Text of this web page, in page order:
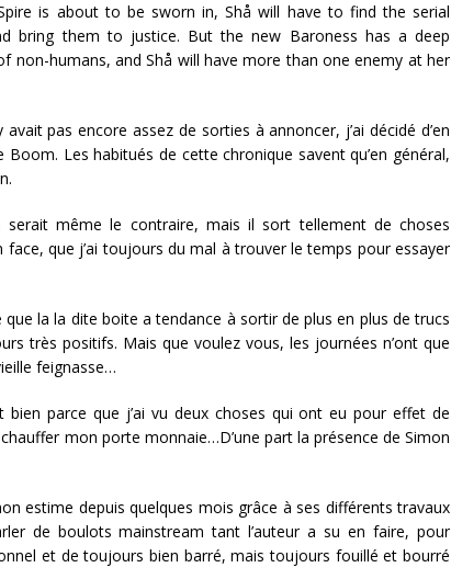
is about to be sworn in, Shå will have to find the serial
bring them to justice. But the new Baroness has a deep
non-humans, and Shå will have more than one enemy at her
pas encore assez de sorties à annoncer, j’ai décidé d’en
Les habitués de cette chronique savent qu’en général,
serait même le contraire, mais il sort tellement de choses
face, que j’ai toujours du mal à trouver le temps pour essayer
la la dite boite a tendance à sortir de plus en plus de trucs
très positifs. Mais que voulez vous, les journées n’ont que
feignasse…
parce que j’ai vu deux choses qui ont eu pour effet de
mon porte monnaie…D’une part la présence de Simon
estime depuis quelques mois grâce à ses différents travaux
de boulots mainstream tant l’auteur a su en faire, pour
et de toujours bien barré, mais toujours fouillé et bourré